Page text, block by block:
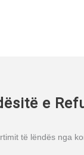
e
të lëndës nga